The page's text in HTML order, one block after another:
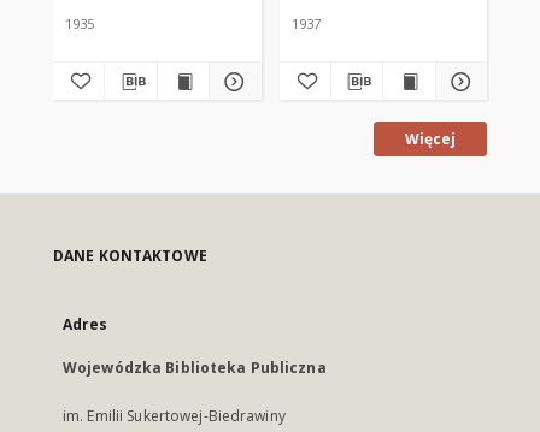
1935 1937
Więcej
DANE KONTAKTOWE
Adres
Wojewódzka Biblioteka Publiczna
im. Emilii Sukertowej-Biedrawiny